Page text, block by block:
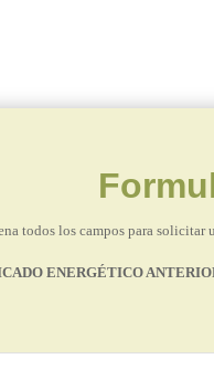
todos los campos para solicitar
ENERGÉTICO